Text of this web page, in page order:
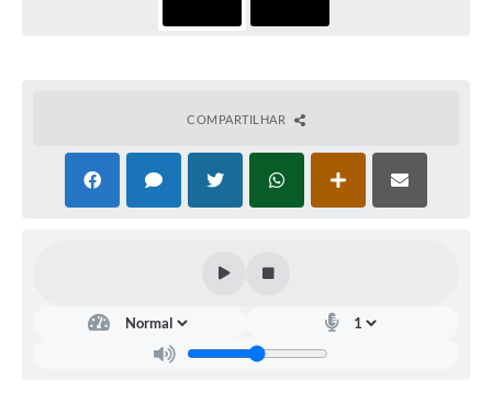
Manual para arquivo de remessa – NFSe
Lei de Acesso à Informação
IPTU Selo Verde
COMPARTILHAR